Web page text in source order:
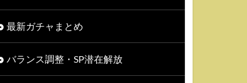
最新ガチャまとめ
バランス調整・SP潜在解放